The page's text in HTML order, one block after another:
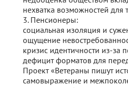
нехватка возможностей
3. Пенсионеры:
социальная изоляция и
ощущение
кризис идентичности из‑за
дефицит форматов для
Проект «Ветераны пишут
самовыражение и